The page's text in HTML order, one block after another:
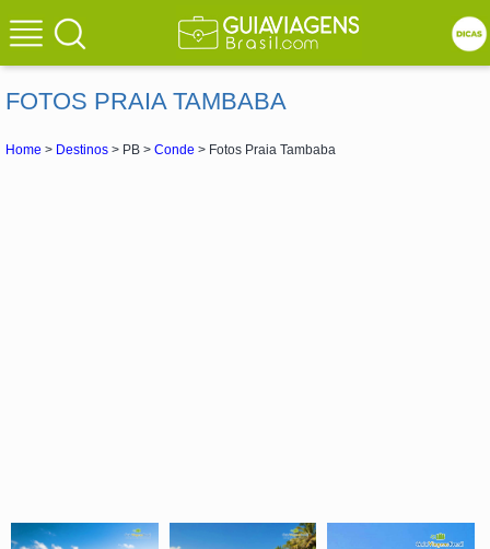
FOTOS PRAIA TAMBABA
Home > Destinos > PB > Conde > Fotos Praia Tambaba